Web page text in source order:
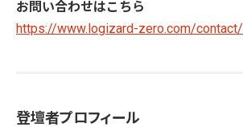
お問い合わせはこちら
https://www.logizard-zero.com/contact/
登壇者プロフィール